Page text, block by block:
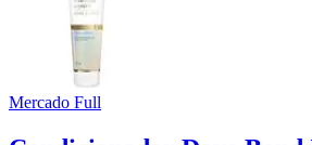
Mercado Full